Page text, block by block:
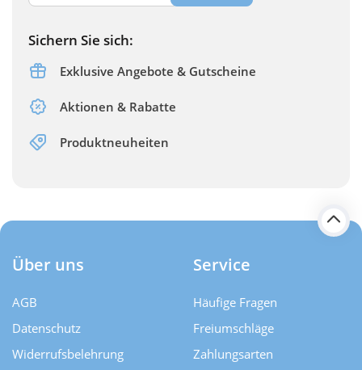
Sichern Sie sich:
Exklusive Angebote & Gutscheine
Aktionen & Rabatte
Produktneuheiten
Über uns
AGB
Datenschutz
Widerrufsbelehrung
Service
Häufige Fragen
Freiumschläge
Zahlungsarten